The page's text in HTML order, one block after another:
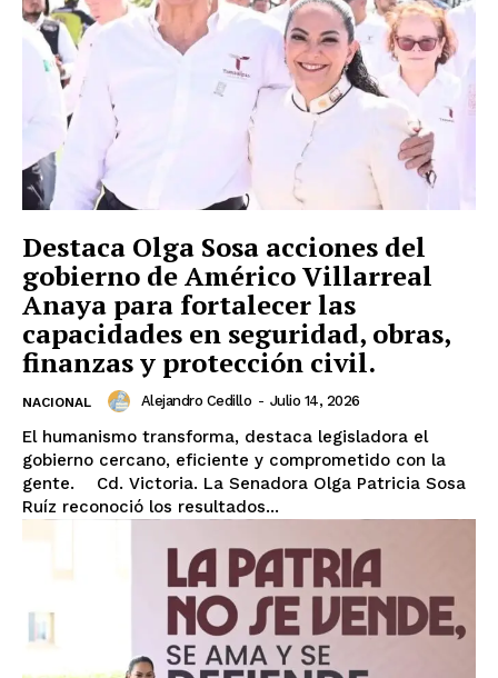
Destaca Olga Sosa acciones del
gobierno de Américo Villarreal
Anaya para fortalecer las
capacidades en seguridad, obras,
finanzas y protección civil.
NACIONAL Alejandro Cedillo - Julio 14, 2026
El humanismo transforma, destaca legisladora el
gobierno cercano, eficiente y comprometido con la
gente. Cd. Victoria. La Senadora Olga Patricia Sosa
Ruíz reconoció los resultados...